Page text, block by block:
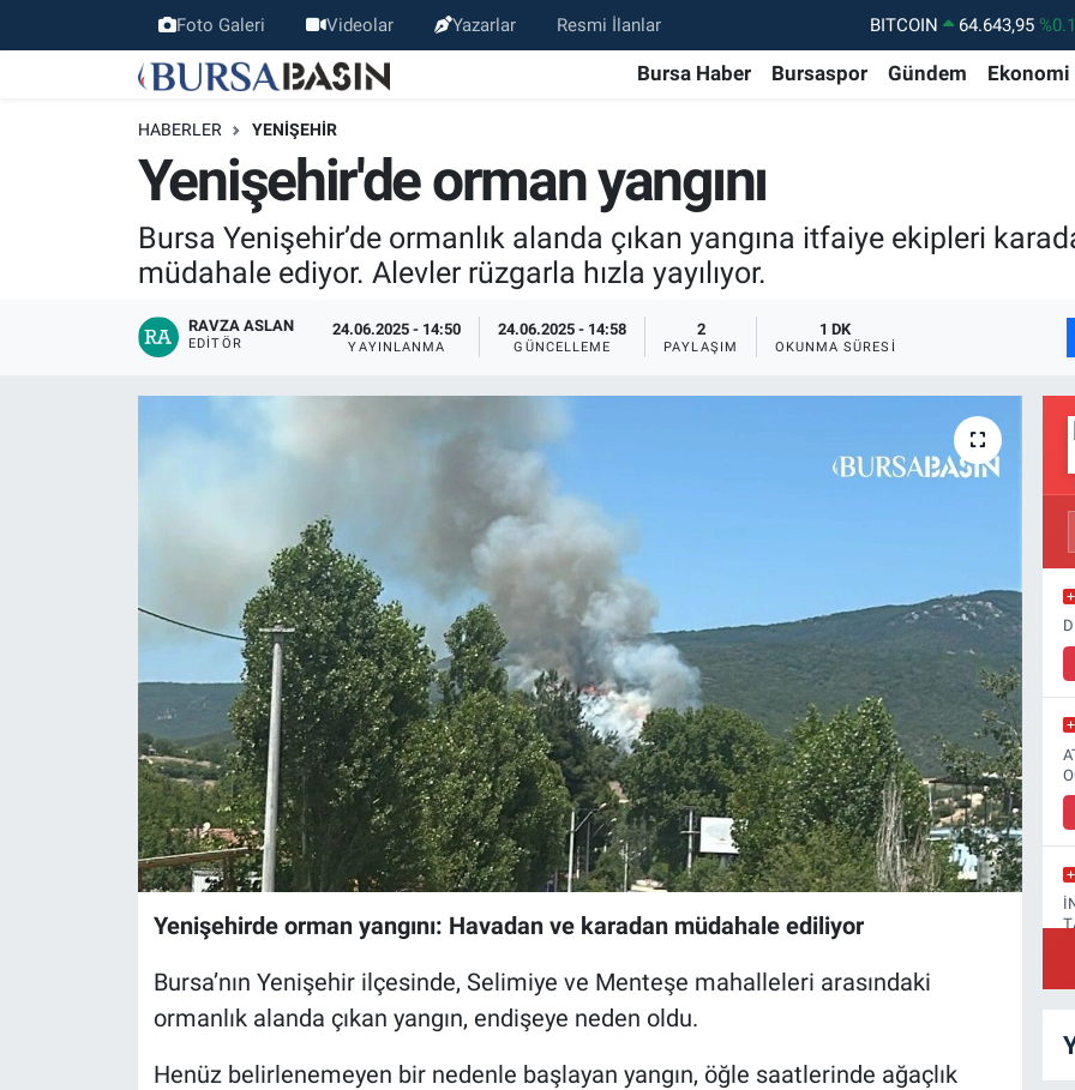
Foto Galeri Videolar Yazarlar Resmi İlanlar
BITCOIN 64.643,95
DOLAR
47,6006
BİST100
13.799
Bursa Haber Bursaspor Gündem Ekonomi
HABERLER YENIŞEHIR
Yenişehir'de orman yangını
Bursa Yenişehir’de ormanlık alanda çıkan yangına itfaiye ekipleri
müdahale ediyor. Alevler rüzgarla hızla yayılıyor.
RAVZA ASLAN
EDITÖR
24.06.2025 - 14:50
YAYINLANMA
24.06.2025 - 14:58
GÜNCELLEME
2
PAYLAŞIM
1 DK
OKUNMA SÜRESI
Yenişehirde orman yangını: Havadan ve karadan müdahale ediliyor
Bursa’nın Yenişehir ilçesinde, Selimiye ve Menteşe mahalleleri arasındaki
ormanlık alanda çıkan yangın, endişeye neden oldu.
Henüz belirlenemeyen bir nedenle başlayan yangın, öğle saatlerinde ağaçlık
Bursa Haber
Bilim, Teknoloji
KÜLTÜR-SANAT
Teknoloji
Magazin
Bursa Nöbetçi Eczaneler
Bursa Hava Durumu
Bursa Namaz Vakitleri
Bursa Trafik Yoğunluk Haritası
Süper Lig Puan Durumu ve Fikstür
Tüm Manşetler